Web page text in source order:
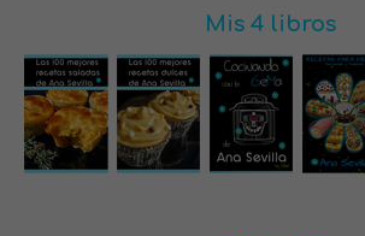
Mis 4 libros